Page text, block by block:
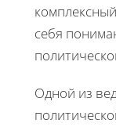
себя
Одной из